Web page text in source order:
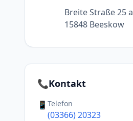
Breite Straße 25 a
15848 Beeskow
📞Kontakt
📱 Telefon
(03366) 20323